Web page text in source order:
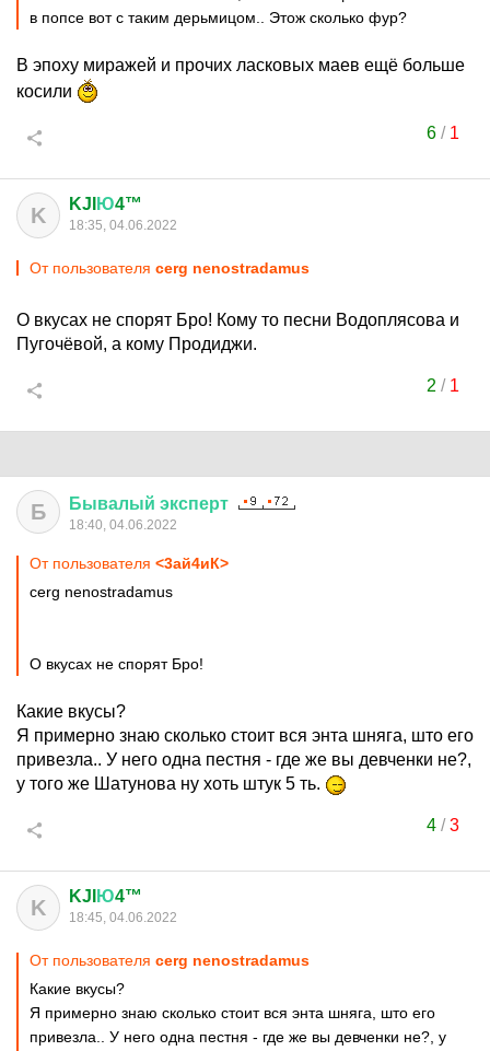
в попсе вот с таким дерьмицом.. Этож сколько фур?
В эпоху миражей и прочих ласковых маев ещё больше
косили
6/ 1
K KJI Ю4™
18:35, 04.06.2022
От пользователя cerg nenostradamus
О вкусах не спорят Бро! Кому то песни Водоплясова и
Пугочёвой, а кому Продиджи.
2 / 1
Б Бывалый эксперт
18:40, 04.06.2022
От пользователя <3aй4иК>
cerg nenostradamus
О вкусах не спорят Бро!
Какие вкусы?
Я примерно знаю сколько стоит вся энта шняга, што его
привезла.. У него одна пестня - где же вы девченки не?,
у того же Шатунова ну хоть штук 5 ть.
4/3
K KJI Ю4™
18:45, 04.06.2022
От пользователя cerg nenostradamus
Какие вкусы?
Я примерно знаю сколько стоит вся энта шняга, што его
привезла.. У него одна пестня - где же вы девченки не?, у